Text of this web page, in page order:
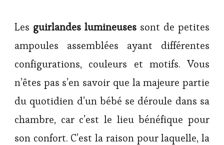
Les guirlandes lumineuses sont de petites
ampoules assemblées ayant différentes
configurations, couleurs et motifs. Vous
n’êtes pas s’en savoir que la majeure partie
du quotidien d’un bébé se déroule dans sa
chambre, car c’est le lieu bénéfique pour
son confort. C’est la raison pour laquelle, la